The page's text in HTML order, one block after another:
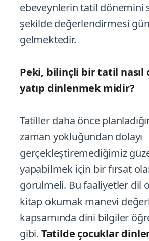
ebeveynlerin tatil dönemini
şekilde değerlendirmesi
gelmektedir.
Peki, bilinçli bir tatil nasıl
yatıp dinlenmek midir?
Tatiller daha önce
zaman yokluğundan dolayı
gerçekleştiremediğimiz
yapabilmek için bir fırsat
görülmeli. Bu faaliyetler dil
kitap okumak manevi
kapsamında dini bilgiler
gibi. Tatilde çocuklar